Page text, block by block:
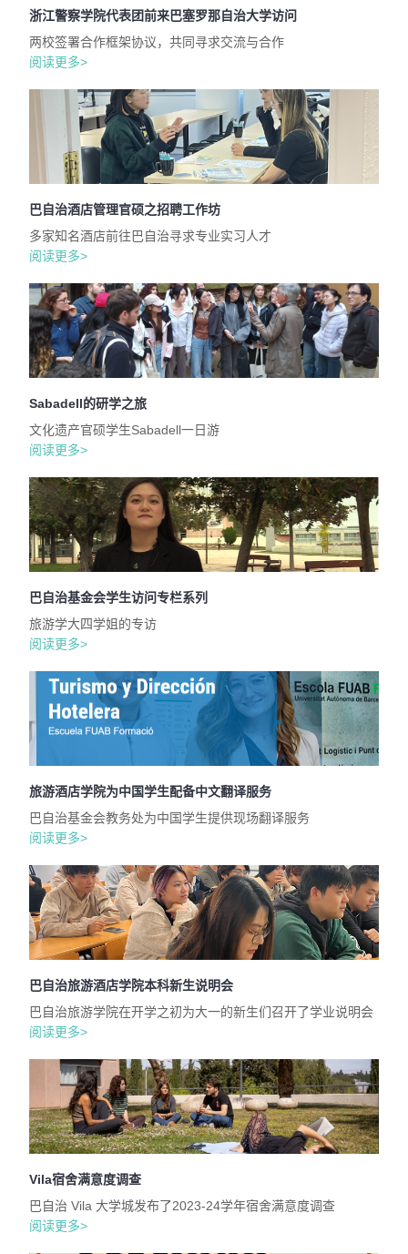
浙江警察学院代表团前来巴塞罗那自治大学访问
两校签署合作框架协议，共同寻求交流与合作
阅读更多>
巴自治酒店管理官硕之招聘工作坊
多家知名酒店前往巴自治寻求专业实习人才
阅读更多>
Sabadell的研学之旅
文化遗产官硕学生Sabadell一日游
阅读更多>
巴自治基金会学生访问专栏系列
旅游学大四学姐的专访
阅读更多>
旅游酒店学院为中国学生配备中文翻译服务
巴自治基金会教务处为中国学生提供现场翻译服务
阅读更多>
巴自治旅游酒店学院本科新生说明会
巴自治旅游学院在开学之初为大一的新生们召开了学业说明会
阅读更多>
Vila宿舍满意度调查
巴自治 Vila 大学城发布了2023-24学年宿舍满意度调查
阅读更多>